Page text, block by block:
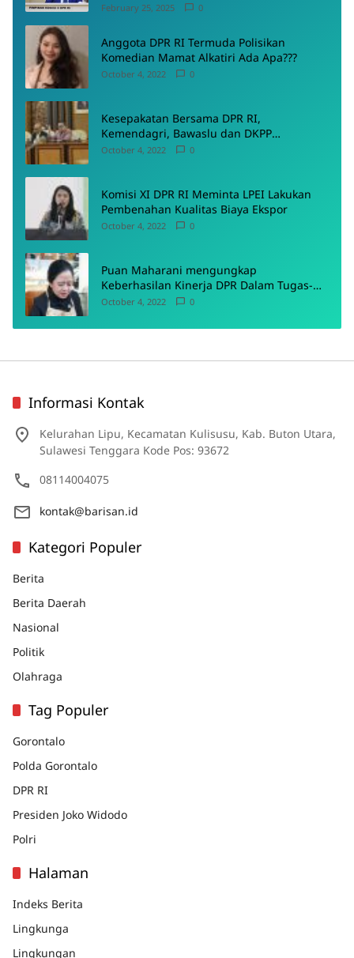
February 25, 2025 0
Anggota DPR RI Termuda Polisikan
Komedian Mamat Alkatiri Ada Apa???
October 4, 2022 0
Kesepakatan Bersama DPR RI,
Kemendagri, Bawaslu dan DKPP
Menyepakati Rancangan PKPU
October 4, 2022 0
Komisi XI DPR RI Meminta LPEI Lakukan
Pembenahan Kualitas Biaya Ekspor
October 4, 2022 0
Puan Maharani mengungkap
Keberhasilan Kinerja DPR Dalam Tugas-
Tugas Pokoknya
October 4, 2022 0
Informasi Kontak
Kelurahan Lipu, Kecamatan Kulisusu, Kab. Buton Utara,
Sulawesi Tenggara Kode Pos: 93672
08114004075
kontak@barisan.id
Kategori Populer
Berita
Berita Daerah
Nasional
Politik
Olahraga
Tag Populer
Gorontalo
Polda Gorontalo
DPR RI
Presiden Joko Widodo
Polri
Halaman
Indeks Berita
Lingkunga
Lingkungan